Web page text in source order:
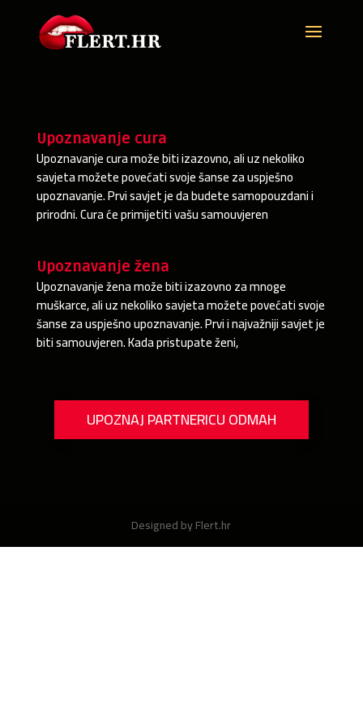
Upoznavanje cura
Upoznavanje cura može biti izazovno, ali uz nekoliko
savjeta možete povećati svoje šanse za uspješno
upoznavanje. Prvi savjet je da budete samopouzdani i
prirodni. Cura će primijetiti vašu samouvjeren
Upoznavanje žena
Upoznavanje žena može biti izazovno za mnoge
muškarce, ali uz nekoliko savjeta možete povećati svoje
šanse za uspješno upoznavanje. Prvi i najvažniji savjet je
biti samouvjeren. Kada pristupate ženi,
UPOZNAJ PARTNERICU ODMAH
Designed by Flert.hr